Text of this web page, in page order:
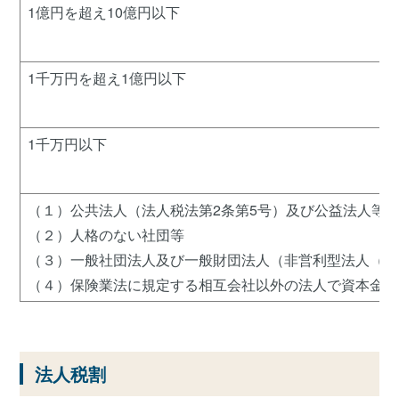
1億円を超え10億円以下
1千万円を超え1億円以下
1千万円以下
（１）公共法人（法人税法第2条第5号）及び公益法人
（２）人格のない社団等
（３）一般社団法人及び一般財団法人（非営利型法人
（４）保険業法に規定する相互会社以外の法人で資本
法人税割